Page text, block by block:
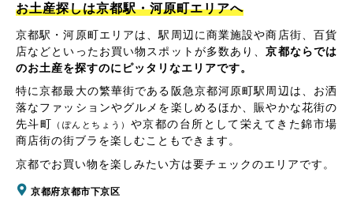
お土産探しは京都駅・河原町エリアへ
京都駅・河原町エリアは、駅周辺に商業施設や商店街、百貨
店などといったお買い物スポットが多数あり、京都ならでは
のお土産を探すのにピッタリなエリアです。
特に京都最大の繁華街である阪急京都河原町駅周辺は、お洒
落なファッションやグルメを楽しめるほか、賑やかな花街の
先斗町
（ぽんとちょう） や京都の台所として栄えてきた錦市場
商店街の街ブラを楽しむこともできます。
京都でお買い物を楽しみたい方は要チェックのエリアです。
京都府京都市下京区